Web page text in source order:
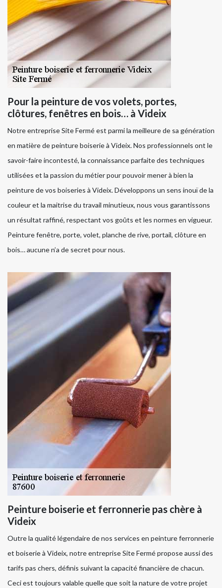
Pour la peinture de vos volets, portes,
clôtures, fenêtres en bois… à Videix
Notre entreprise Site Fermé est parmi la meilleure de sa génération
en matière de peinture boiserie à Videix. Nos professionnels ont le
savoir-faire incontesté, la connaissance parfaite des techniques
utilisées et la passion du métier pour pouvoir mener à bien la
peinture de vos boiseries à Videix. Développons un sens inouï de la
couleur et la maitrise du travail minutieux, nous vous garantissons
un résultat raffiné, respectant vos goûts et les normes en vigueur.
Peinture fenêtre, porte, volet, planche de rive, portail, clôture en
bois… aucune n’a de secret pour nous.
Peinture boiserie et ferronnerie pas chère à
Videix
Outre la qualité légendaire de nos services en peinture ferronnerie
et boiserie à Videix, notre entreprise Site Fermé propose aussi des
tarifs pas chers, définis suivant la capacité financière de chacun.
Ceci est toujours valable quelle que soit la nature de votre projet